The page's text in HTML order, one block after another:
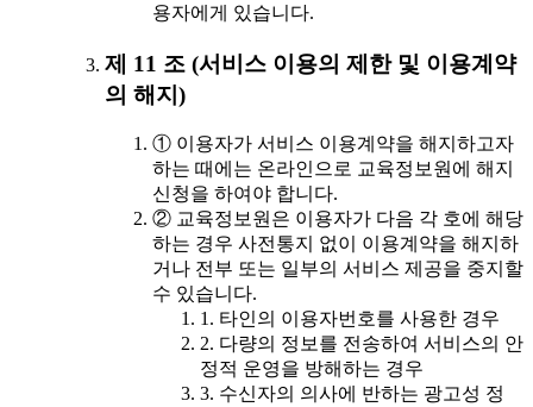
용자에게 있습니다.
제 11 조 (서비스 이용의 제한 및 이용계약
의 해지)
① 이용자가 서비스 이용계약을 해지하고자
하는 때에는 온라인으로 교육정보원에 해지
신청을 하여야 합니다.
② 교육정보원은 이용자가 다음 각 호에 해당
하는 경우 사전통지 없이 이용계약을 해지하
거나 전부 또는 일부의 서비스 제공을 중지할
수 있습니다.
1. 타인의 이용자번호를 사용한 경우
2. 다량의 정보를 전송하여 서비스의 안
정적 운영을 방해하는 경우
3. 수신자의 의사에 반하는 광고성 정